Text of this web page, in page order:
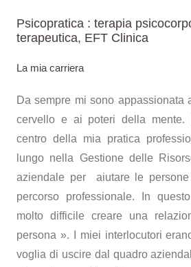
Psicopratica : terapia
terapeutica, EFT Clinica
La mia carriera
Da sempre mi sono appassionata
cervello e ai poteri della mente.
centro della mia pratica
lungo nella Gestione delle
aziendale per aiutare le
percorso professionale. In
molto difficile creare una
persona ». I miei interlocutori
voglia di uscire dal quadro